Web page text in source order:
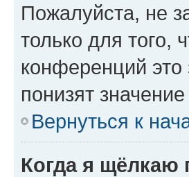
Пожалуйста, не
только для того,
конференций
понизят
Вернуться к
Когда я щёлкаю